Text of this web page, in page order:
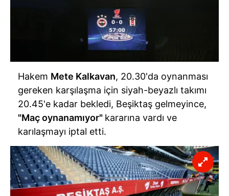
Hakem Mete Kalkavan, 20.30'da oynanması
gereken karşılaşma için siyah-beyazlı takımı
20.45'e kadar bekledi, Beşiktaş gelmeyince,
"Maç oynanamıyor" kararına vardı ve
karılaşmayı iptal etti.